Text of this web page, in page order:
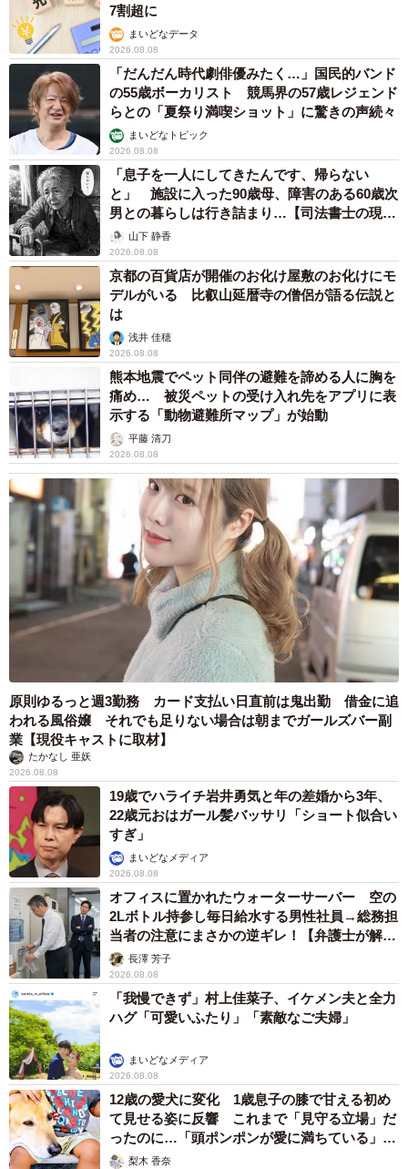
7割超に
まいどなデータ
2026.08.08
「だんだん時代劇俳優みたく…」国民的バンド
の55歳ボーカリスト 競馬界の57歳レジェンド
らとの「夏祭り満喫ショット」に驚きの声続々
まいどなトピック
2026.08.08
「息子を一人にしてきたんです、帰らない
と」 施設に入った90歳母、障害のある60歳次
男との暮らしは行き詰まり…【司法書士の現場
から】山下 静香
2026.08.08
京都の百貨店が開催のお化け屋敷のお化けにモ
デルがいる 比叡山延暦寺の僧侶が語る伝説と
は
浅井 佳穂
2026.08.08
熊本地震でペット同伴の避難を諦める人に胸を
痛め… 被災ペットの受け入れ先をアプリに表
示する「動物避難所マップ」が始動
平藤 清刀
2026.08.08
原則ゆるっと週3勤務 カード支払い日直前は鬼出勤 借金に追
われる風俗嬢 それでも足りない場合は朝までガールズバー副
業【現役キャストに取材】
たかなし 亜妖
2026.08.08
19歳でハライチ岩井勇気と年の差婚から3年、
22歳元おはガール髪バッサリ「ショート似合い
すぎ」
まいどなメディア
2026.08.08
オフィスに置かれたウォーターサーバー 空の
2Lボトル持参し毎日給水する男性社員→総務担
当者の注意にまさかの逆ギレ！【弁護士が解
説】長澤 芳子
2026.08.08
「我慢できず」村上佳菜子、イケメン夫と全力
ハグ「可愛いふたり」「素敵なご夫婦」
まいどなメディア
2026.08.08
12歳の愛犬に変化 1歳息子の膝で甘える初め
て見せる姿に反響 これまで「見守る立場」だ
ったのに…「頭ポンポンが愛に満ちている」
「尊…」
梨木 香奈